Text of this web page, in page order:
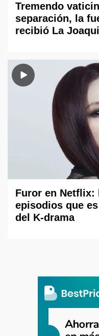
Tremendo
separación, la
recibió La Joaqui
Furor en Netflix:
episodios que
del K-drama